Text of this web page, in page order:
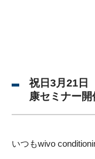
祝日3月21日
康セミナー開
いつもwivo